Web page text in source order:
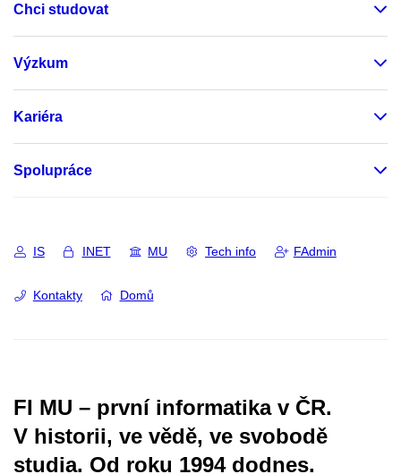
Chci studovat
Výzkum
Kariéra
Spolupráce
IS INET MU Tech info FAdmin
Kontakty Domů
FI MU – první informatika v ČR.
V historii, ve vědě, ve svobodě
studia. Od roku 1994 dodnes.